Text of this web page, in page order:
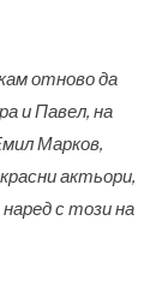
отново да
и Павел, на
Марков,
актьори,
с този на